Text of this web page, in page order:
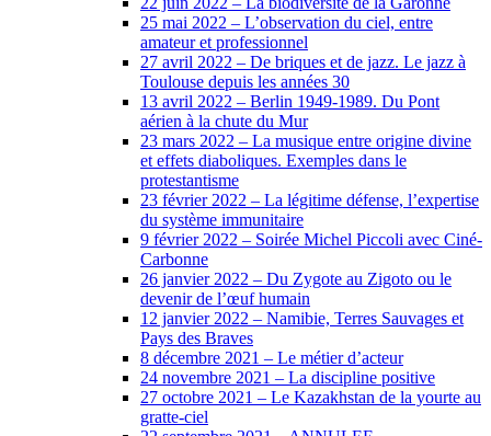
25 mai 2022 – L’observation du ciel, entre
amateur et professionnel
27 avril 2022 – De briques et de jazz. Le jazz à
Toulouse depuis les années 30
13 avril 2022 – Berlin 1949-1989. Du Pont
aérien à la chute du Mur
23 mars 2022 – La musique entre origine divine
et effets diaboliques. Exemples dans le
protestantisme
23 février 2022 – La légitime défense, l’expertise
du système immunitaire
9 février 2022 – Soirée Michel Piccoli avec Ciné-
Carbonne
26 janvier 2022 – Du Zygote au Zigoto ou le
devenir de l’œuf humain
12 janvier 2022 – Namibie, Terres Sauvages et
Pays des Braves
8 décembre 2021 – Le métier d’acteur
24 novembre 2021 – La discipline positive
27 octobre 2021 – Le Kazakhstan de la yourte au
gratte-ciel